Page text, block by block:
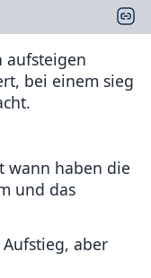
aufsteigen
bei einem sieg
wann haben die
und das
aber